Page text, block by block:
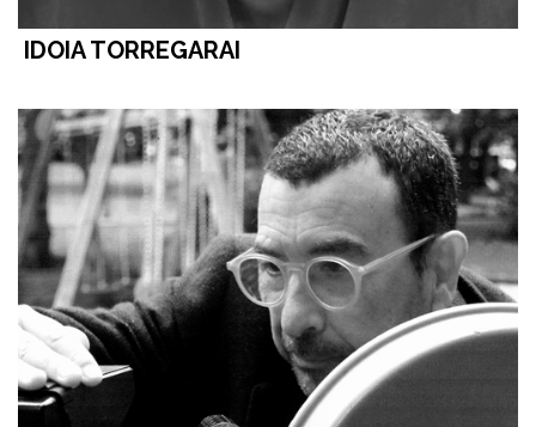
IDOIA TORREGARAI